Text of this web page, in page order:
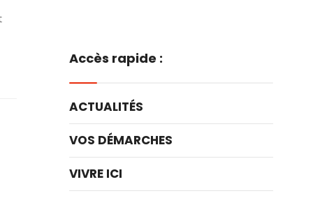
Accès rapide :
ACTUALITÉS
VOS DÉMARCHES
VIVRE ICI